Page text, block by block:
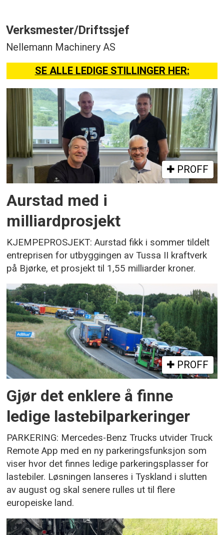
Verksmester/Driftssjef
Nellemann Machinery AS
SE ALLE LEDIGE STILLINGER HER:
PROFF
Aurstad med i
milliardprosjekt
KJEMPEPROSJEKT: Aurstad fikk i sommer tildelt
entreprisen for utbyggingen av Tussa II kraftverk
på Bjørke, et prosjekt til 1,55 milliarder kroner.
PROFF
Gjør det enklere å finne
ledige lastebilparkeringer
PARKERING: Mercedes-Benz Trucks utvider Truck
Remote App med en ny parkeringsfunksjon som
viser hvor det finnes ledige parkeringsplasser for
lastebiler. Løsningen lanseres i Tyskland i slutten
av august og skal senere rulles ut til flere
europeiske land.